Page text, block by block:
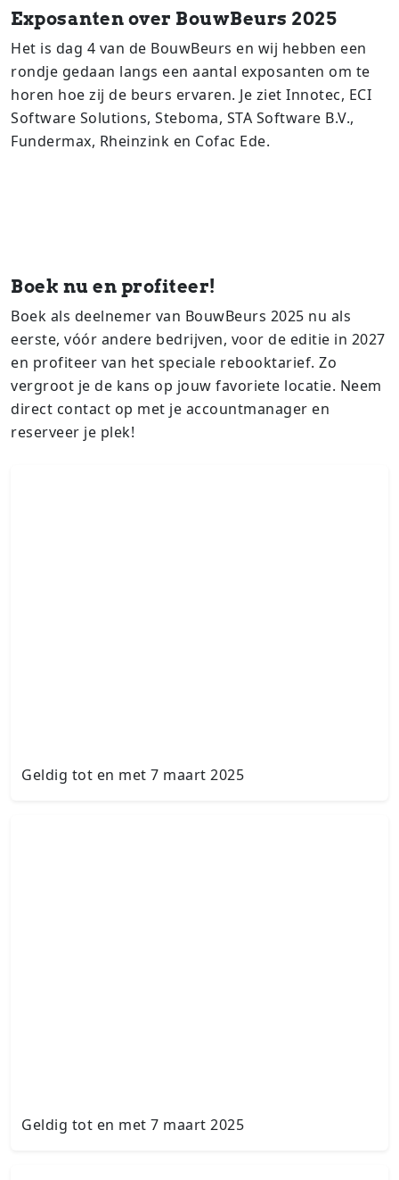
Exposanten over BouwBeurs 2025
Het is dag 4 van de BouwBeurs en wij hebben een
rondje gedaan langs een aantal exposanten om te
horen hoe zij de beurs ervaren. Je ziet Innotec, ECI
Software Solutions, Steboma, STA Software B.V.,
Fundermax, Rheinzink en Cofac Ede.
Boek nu en profiteer!
Boek als deelnemer van BouwBeurs 2025 nu als
eerste, vóór andere bedrijven, voor de editie in 2027
en profiteer van het speciale rebooktarief. Zo
vergroot je de kans op jouw favoriete locatie. Neem
direct contact op met je accountmanager en
reserveer je plek!
Geldig tot en met 7 maart 2025
Geldig tot en met 7 maart 2025